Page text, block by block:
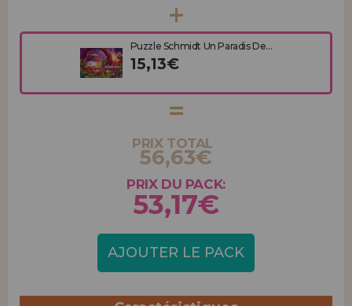
Puzzle Schmidt Un Paradis De...
15,13€
PRIX TOTAL
56,63€
PRIX DU PACK:
53,17€
AJOUTER LE PACK